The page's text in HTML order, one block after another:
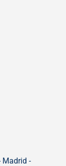
Madrid -